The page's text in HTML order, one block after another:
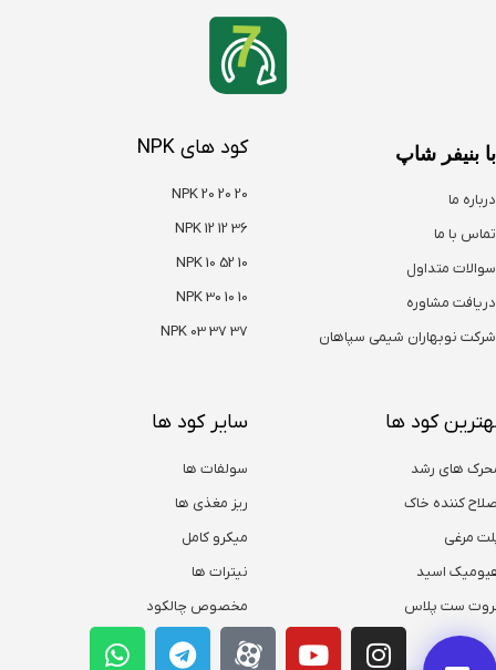
با بنیفر شاپ
درباره ما
تماس با ما
سوالات متداول
دریافت مشاوره
شرکت نوبهاران شیمی سپاهان
کود های NPK
NPK 20 20 20
NPK 12 12 36
NPK 10 52 10
NPK 30 10 10
NPK 03 37 37
کود ها
های رشد
کننده خاک
مرغی
اسید
ست پلاس
سایر کود ها
سولفات ها
ریز مغذی ها
میکرو کامل
نیترات ها
مخصوص چالکود